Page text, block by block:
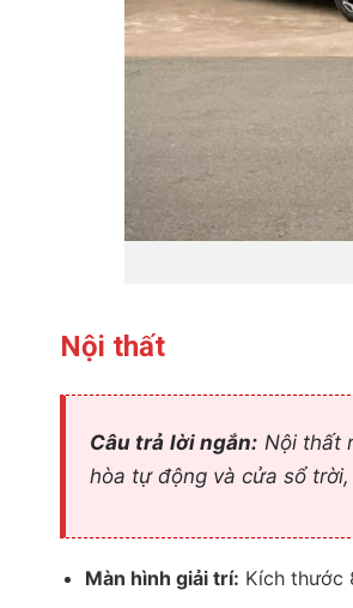
Nội thất
Câu trả lời ngắn: Nội thất
hòa tự động và cửa sổ
Màn hình giải trí: Kích thước